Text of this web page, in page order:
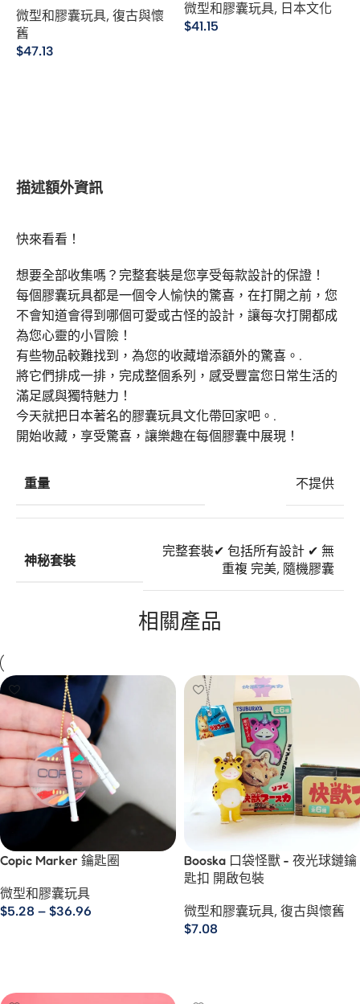
微型和膠囊玩具, 復古與懷
舊
$47.13
微型和膠囊玩具, 日本文化
$41.15
描述額外資訊
快來看看！
想要全部收集嗎？完整套裝是您享受每款設計的保證！
每個膠囊玩具都是一個令人愉快的驚喜，在打開之前，您
不會知道會得到哪個可愛或古怪的設計，讓每次打開都成
為您心靈的小冒險！
有些物品較難找到，為您的收藏增添額外的驚喜。.
將它們排成一排，完成整個系列，感受豐富您日常生活的
滿足感與獨特魅力！
今天就把日本著名的膠囊玩具文化帶回家吧。.
開始收藏，享受驚喜，讓樂趣在每個膠囊中展現！
重量 不提供
神秘套裝
完整套裝✔ 包括所有設計 ✔ 無
重複 完美, 隨機膠囊
相關產品
Copic Marker 鑰匙圈
微型和膠囊玩具
$5.28 – $36.96
Booska 口袋怪獸 - 夜光球鏈鑰
匙扣 開啟包裝
微型和膠囊玩具, 復古與懷舊
$7.08